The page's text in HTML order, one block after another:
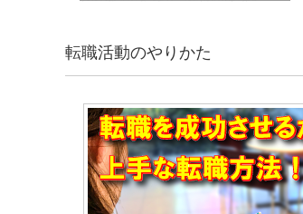
転職活動のやりかた